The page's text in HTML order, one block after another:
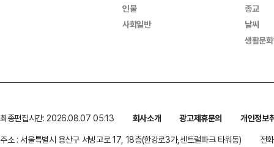
인물
사회일반
종교
날씨
생활문
최종편집시간: 2026.08.07 05:13 회사소개 광고제휴문의
개인정보
주소 : 서울특별시 용산구 서빙고로 17, 18층(한강로3가,센트럴파크 타워동)
전